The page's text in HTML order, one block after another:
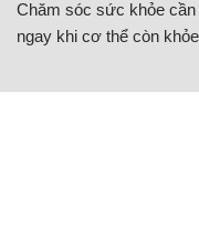
Chăm sóc sức khỏe
ngay khi cơ thể còn khỏe